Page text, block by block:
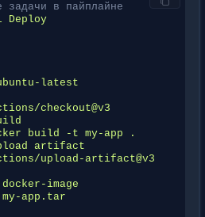
задачи в пайплайне
Deploy
latest
checkout@v3
build -t my-app .
artifact
upload-artifact@v3
docker-image
my-app.tar